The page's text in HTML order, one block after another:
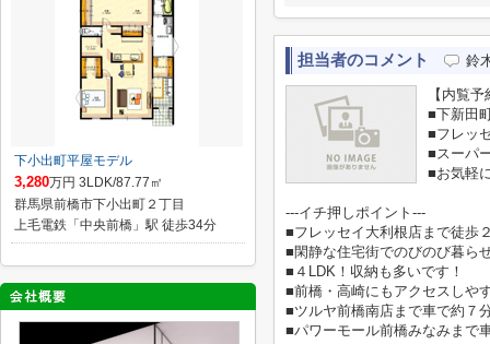
担当者のコメント 鈴
【内覧
■下新田
■フレッ
■スーパ
■お気軽
---イチ押しポイント---
■フレッセイ大利根店まで徒歩
■閑静な住宅街でのびのび暮ら
■４LDK！収納も多いです！
■前橋・高崎にもアクセスしや
■ツルヤ前橋南店まで車で約７
■パワーモール前橋みなみまで
下小出町平屋モデル
3,280万円 3LDK/87.77㎡
群馬県前橋市下小出町２丁目
上毛電鉄「中央前橋」駅 徒歩34分